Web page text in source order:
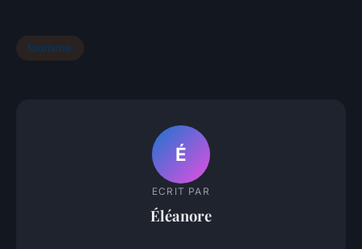
tourisme
É
ECRIT PAR
Éléanore